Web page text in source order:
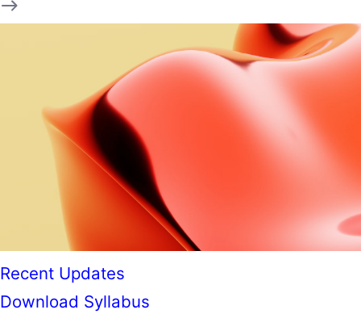
Recent Updates
Download Syllabus